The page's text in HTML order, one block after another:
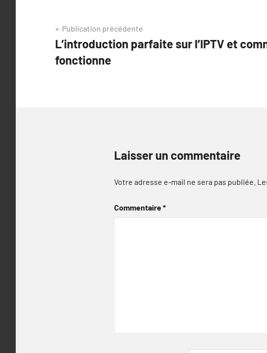
Navigation
de
l’article
Publication précédente
L’introduction parfaite sur l’IPTV et
fonctionne
Laisser un commentaire
Votre adresse e-mail ne sera pas publiée.
Commentaire*